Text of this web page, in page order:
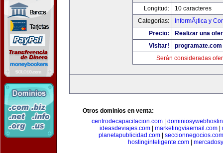
Longitud:
10 caracteres
Categorias:
InformÃ¡tica y
Precio:
Realizar una
Visitar!
programate.com
Serán consideradas
Otros dominios en venta:
centrodecapacitacion.com
ideasdeviajes.com| marketingviaemail.com|
planetapublicidad.com| seccionnegocios.com
hostinginteligente.com